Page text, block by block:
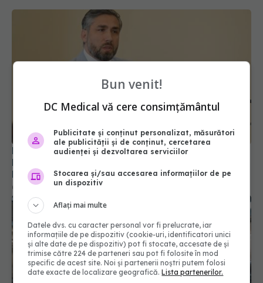
Prof. dr. Valeriu Gheorghiță intră în Board-ul
Editorial al revistei Scientific Reports, din Nature
Portfolio
05 aug 2026, 21:09
Bun venit!
DC Medical vă cere consimțământul
Publicitate și conținut personalizat, măsurători
ale publicității și de conținut, cercetarea
audienței și dezvoltarea serviciilor
Stocarea și/sau accesarea informațiilor de pe
un dispozitiv
Aflați mai multe
Datele dvs. cu caracter personal vor fi prelucrate, iar
informațiile de pe dispozitiv (cookie-uri, identificatori unici
și alte date de pe dispozitiv) pot fi stocate, accesate de și
trimise către 224 de parteneri sau pot fi folosite în mod
specific de acest site. Noi și partenerii noștri putem folosi
date exacte de localizare geografică.Lista partenerilor.